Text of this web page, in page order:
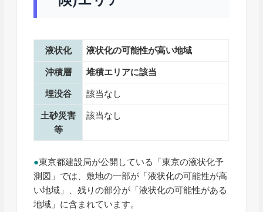
液状化 液状化の可能性が高い地域
沖積層 堆積エリアに該当
埋没谷 該当なし
土砂災害
等
該当なし
●東京都建設局が公開している「東京の液状化予
測図」では、敷地の一部が「液状化の可能性が高
い地域」、残りの部分が「液状化の可能性がある
地域」に含まれています。